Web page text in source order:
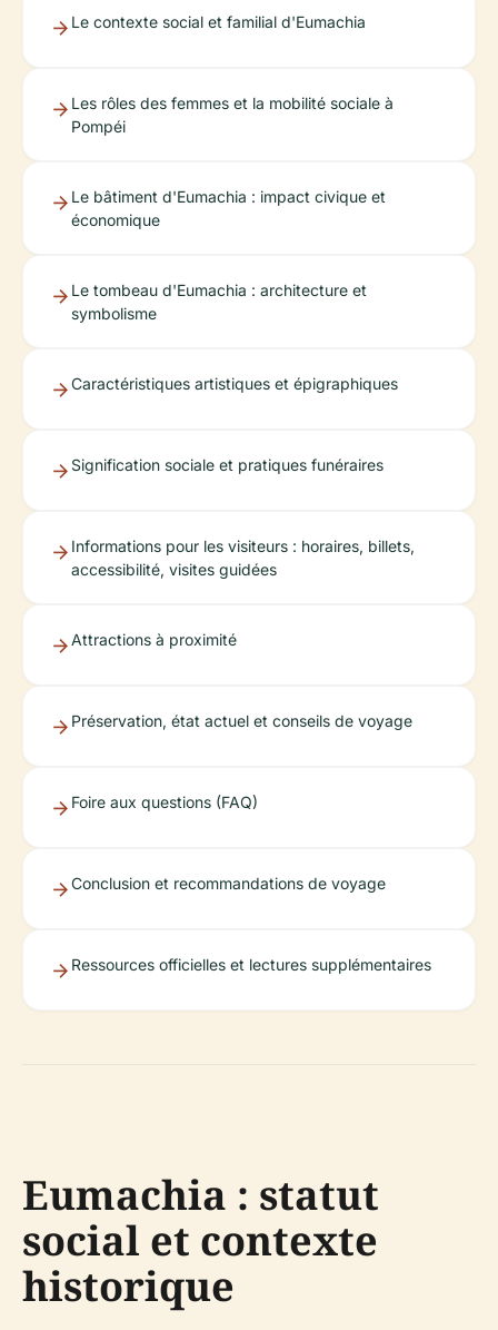
Le contexte social et familial d'Eumachia
Les rôles des femmes et la mobilité sociale à
Pompéi
Le bâtiment d'Eumachia : impact civique et
économique
Le tombeau d'Eumachia : architecture et
symbolisme
Caractéristiques artistiques et épigraphiques
Signification sociale et pratiques funéraires
Informations pour les visiteurs : horaires, billets,
accessibilité, visites guidées
Attractions à proximité
Préservation, état actuel et conseils de voyage
Foire aux questions (FAQ)
Conclusion et recommandations de voyage
Ressources officielles et lectures supplémentaires
Eumachia : statut
social et contexte
historique